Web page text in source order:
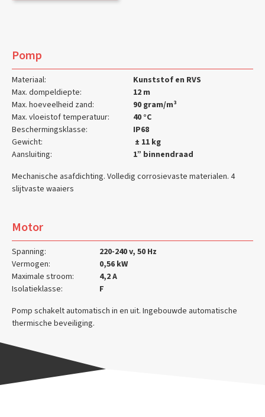
Pomp
Materiaal:
Max. dompeldiepte:
Max. hoeveelheid zand:
Max. vloeistof temperatuur:
Beschermingsklasse:
Gewicht:
Aansluiting:
Kunststof en RVS
12 m
90 gram/m³
40 °C
IP68
± 11 kg
1” binnendraad
Mechanische asafdichting. Volledig corrosievaste materialen. 4
slijtvaste waaiers
Motor
Spanning:
Vermogen:
Maximale stroom:
Isolatieklasse:
220-240 v, 50 Hz
0,56 kW
4,2 A
F
Pomp schakelt automatisch in en uit. Ingebouwde automatische
thermische beveiliging.